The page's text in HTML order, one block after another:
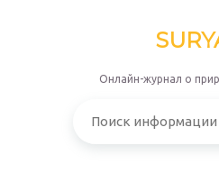
Онлайн-журнал о